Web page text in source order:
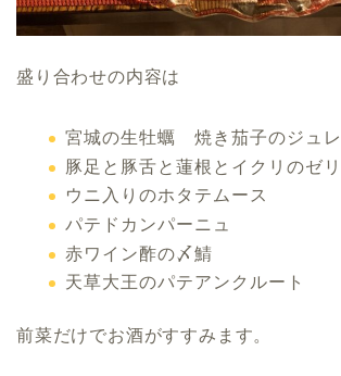
盛り合わせの内容は
宮城の生牡蠣 焼き茄子のジュレ
豚足と豚舌と蓮根とイクリのゼ
ウニ入りのホタテムース
パテドカンパーニュ
赤ワイン酢の〆鯖
天草大王のパテアンクルート
前菜だけでお酒がすすみます。